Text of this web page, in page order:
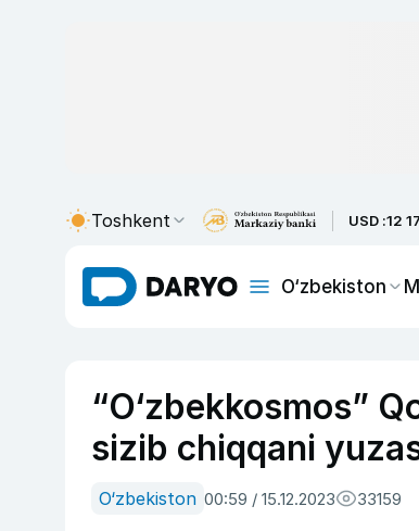
Toshkent USD :12
O‘zbekiston
“O‘zbekkosmos”
sizib chiqqani
O‘zbekiston 00:59 / 15.12.2023 33159